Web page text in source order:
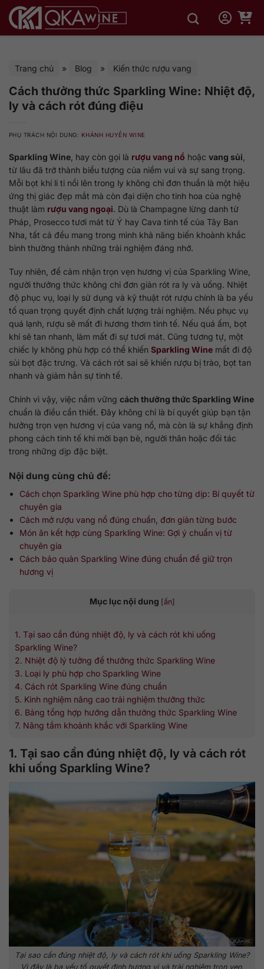
qua
Trang chủ » Blog » Kiến thức rượu vang
Cách thưởng thức Sparkling Wine: Nhiệt độ,
ly và cách rót đúng điệu
PHỤ TRÁCH NỘI DUNG: KHÁNH HUYỀN WINE
Sparkling Wine , hay còn gọi là rượu vang nổ hoặc vang sủi
từ lâu đã trở thành biểu tượng của niềm vui và sự sang trọng.
Mỗi bọt khí li ti nổi lên trong ly không chỉ đơn thuần là một hiệu
ứng thị giác đẹp mắt mà còn đại diện cho tinh hoa của nghệ
thuật làm rượu vang ngoại. Dù là Champagne lừng danh từ
Pháp, Prosecco tươi mát từ Ý hay Cava tinh tế của Tây Ban
Nha, tất cả đều mang trong mình khả năng biến khoảnh khắc
bình thường thành những trải nghiệm đáng nhớ.
Tuy nhiên, để cảm nhận trọn vẹn hương vị của Sparkling Wine,
người thưởng thức không chỉ đơn giản rót ra ly và uống. Nhiệt
độ phục vụ, loại ly sử dụng và kỹ thuật rót rượu chính là ba yếu
tố quan trọng quyết định chất lượng trải nghiệm. Nếu phục vụ
quá lạnh, rượu sẽ mất đi hương thơm tinh tế. Nếu quá ấm, bọt
khí sẽ tan nhanh, làm mất đi sự tươi mát. Cũng tương tự, một
chiếc ly không phù hợp có thể khiến Sparkling Wine mất đi độ
sủi bọt đặc trưng. Và cách rót sai sẽ khiến rượu bị trào, bọt tan
nhanh và giảm hẳn sự tinh tế.
Chính vì vậy, việc nắm vững cách thưởng thức Sparkling Wine
chuẩn là điều cần thiết. Đây không chỉ là bí quyết giúp bạn tận
hưởng trọn vẹn hương vị của vang nổ, mà còn là sự khẳng định
phong cách tinh tế khi mời bạn bè, người thân hoặc đối tác
trong những dịp đặc biệt.
Nội dung cùng chủ đề:
Cách chọn Sparkling Wine phù hợp cho từng dịp: Bí quyết từ
chuyên gia
Cách mở rượu vang nổ đúng chuẩn, đơn giản từng bước
Món ăn kết hợp cùng Sparkling Wine: Gợi ý chuẩn vị từ
chuyên gia
Cách bảo quản Sparkling Wine đúng chuẩn để giữ trọn
hương vị
Mục lục nội dung [ẩn]
1. Tại sao cần đúng nhiệt độ, ly và cách rót khi uống
Sparkling Wine?
2. Nhiệt độ lý tưởng để thưởng thức Sparkling Wine
3. Loại ly phù hợp cho Sparkling Wine
4. Cách rót Sparkling Wine đúng chuẩn
5. Kinh nghiệm nâng cao trải nghiệm thưởng thức
6. Bảng tổng hợp hướng dẫn thưởng thức Sparkling Wine
7. Nâng tầm khoảnh khắc với Sparkling Wine
1. Tại sao cần đúng nhiệt độ, ly và cách rót
khi uống Sparkling Wine?
Tại sao cần đúng nhiệt độ, ly và cách rót khi uống Sparkling Wine?
Vì đây là ba yếu tố quyết định hương vị và trải nghiệm trọn vẹn.